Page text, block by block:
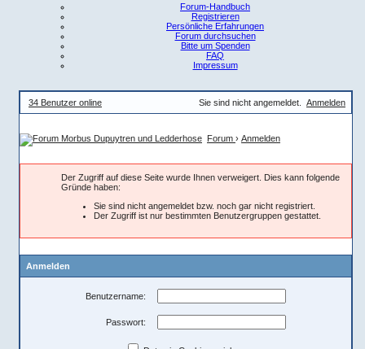
Forum-Handbuch
Registrieren
Persönliche Erfahrungen
Forum durchsuchen
Bitte um Spenden
FAQ
Impressum
34 Benutzer online Sie sind nicht angemeldet. Anmelden
Forum › Anmelden
Der Zugriff auf diese Seite wurde Ihnen verweigert. Dies kann folgende
Gründe haben:
Sie sind nicht angemeldet bzw. noch gar nicht registriert.
Der Zugriff ist nur bestimmten Benutzergruppen gestattet.
Anmelden
Benutzername:
Passwort: